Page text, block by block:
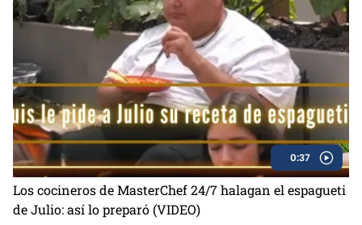
0:37
Los cocineros de MasterChef 24/7 halagan el espagueti
de Julio: así lo preparó (VIDEO)